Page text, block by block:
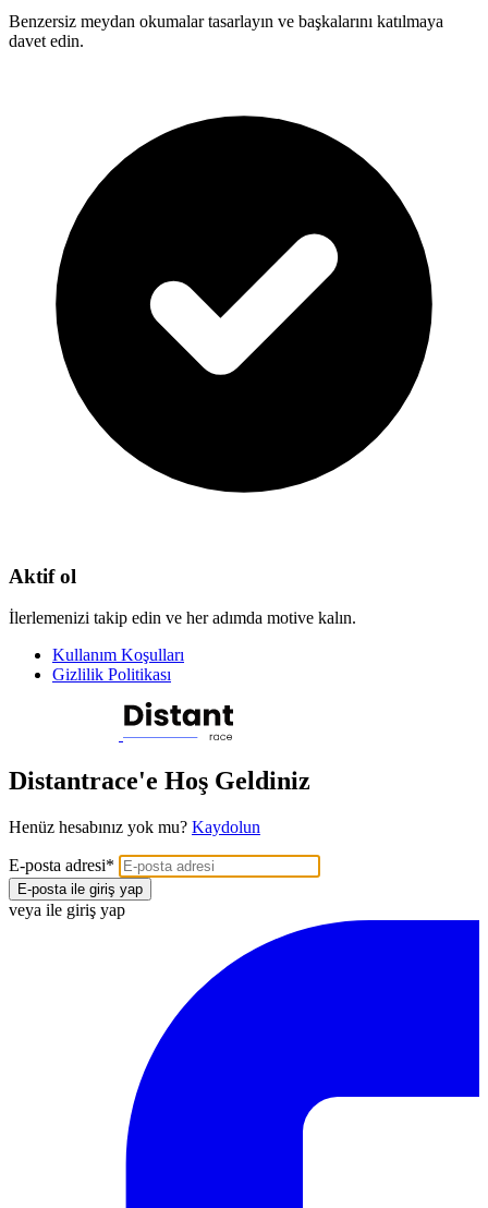
Benzersiz meydan okumalar tasarlayın ve başkalarını katılmaya
davet edin.
Aktif ol
İlerlemenizi takip edin ve her adımda motive kalın.
Kullanım Koşulları
Gizlilik Politikası
Distantrace'e Hoş Geldiniz
Henüz hesabınız yok mu? Kaydolun
E-posta adresi*
E-posta ile giriş yap
veya ile giriş yap